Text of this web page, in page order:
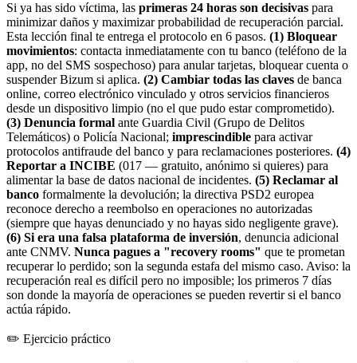
Si ya has sido víctima, las primeras 24 horas son decisivas para
minimizar daños y maximizar probabilidad de recuperación parcial.
Esta lección final te entrega el protocolo en 6 pasos. (1) Bloquear
movimientos: contacta inmediatamente con tu banco (teléfono de la
app, no del SMS sospechoso) para anular tarjetas, bloquear cuenta o
suspender Bizum si aplica. (2) Cambiar todas las claves de banca
online, correo electrónico vinculado y otros servicios financieros
desde un dispositivo limpio (no el que pudo estar comprometido).
(3) Denuncia formal ante Guardia Civil (Grupo de Delitos
Telemáticos) o Policía Nacional; imprescindible para activar
protocolos antifraude del banco y para reclamaciones posteriores. (4)
Reportar a INCIBE (017 — gratuito, anónimo si quieres) para
alimentar la base de datos nacional de incidentes. (5) Reclamar al
banco formalmente la devolución; la directiva PSD2 europea
reconoce derecho a reembolso en operaciones no autorizadas
(siempre que hayas denunciado y no hayas sido negligente grave).
(6) Si era una falsa plataforma de inversión, denuncia adicional
ante CNMV. Nunca pagues a "recovery rooms" que te prometan
recuperar lo perdido; son la segunda estafa del mismo caso. Aviso: la
recuperación real es difícil pero no imposible; los primeros 7 días
son donde la mayoría de operaciones se pueden revertir si el banco
actúa rápido.
✏️ Ejercicio práctico